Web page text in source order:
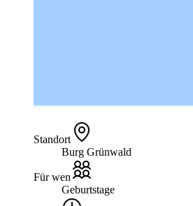
Standort
Burg Grünwald
Für wen
Geburtstage